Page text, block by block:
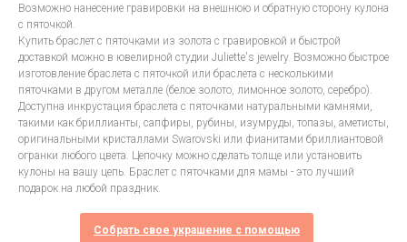
Возможно нанесение гравировки на внешнюю и обратную сторону кулона
с пяточкой.
Купить браслет с пяточками из золота с гравировкой и быстрой
доставкой можно в ювелирной студии Juliette's jewelry. Возможно быстрое
изготовление браслета с пяточкой или браслета с несколькими
пяточками в другом металле (белое золото, лимонное золото, серебро).
Доступна инкрустация браслета с пяточками натуральными камнями,
такими как бриллианты, сапфиры, рубины, изумруды, топазы, аметисты,
оригинальными кристаллами Swarovski или фианитами бриллиантовой
огранки любого цвета. Цепочку можно сделать толще или установить
кулоны на вашу цепь. Браслет с пяточками для мамы - это лучший
подарок на любой праздник.
Собрать свое украшение с помощью